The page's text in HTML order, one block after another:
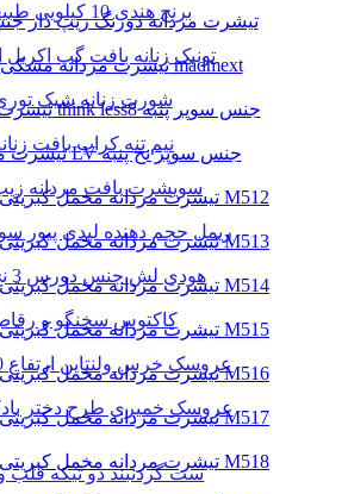
برنج هندی 10 کیلویی طبیعت
تونیک زنانه بافت گپ اکریل
شورت زنانه شیک
نیم تنه کراپ بافت
سویشرت بافت مردانه
ریمل حجم دهنده لیدی پیور
هودی لش جنس دورس 3 نخ پنبه
کاکتوس سخنگو و
عروسک خرس ولنتاین ارتفاع 20 سانتی
عروسک خمیری طرح دختر
ست گردنبند دو تیکه قلب
تیشرت مردانه دورنگ زیپ دار
تیشرت مردانه مشکی سفید برند madmext
تیشرت مردانه مدل think less8 جنس سوپر پنبه
تیشرت مردانه برند LV جنس سوپر نخ پنبه
تیشرت مردانه مخمل کبریتی سه رنگ مدل M512
تیشرت مردانه مخمل کبریتی سه رنگ مدل M513
تیشرت مردانه مخمل کبریتی سه رنگ مدل M514
تیشرت مردانه مخمل کبریتی سه رنگ مدل M515
تیشرت مردانه مخمل کبریتی سه رنگ مدل M516
تیشرت مردانه مخمل کبریتی سه رنگ مدل M517
تیشرت مردانه مخمل کبریتی سه رنگ مدل M518